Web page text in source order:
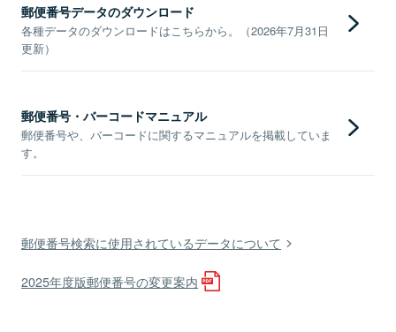
郵便番号データのダウンロード
各種データのダウンロードはこちらから。（2026年7月31日
更新）
郵便番号・バーコードマニュアル
郵便番号や、バーコードに関するマニュアルを掲載していま
す。
郵便番号検索に使用されているデータについて
2025年度版郵便番号の変更案内